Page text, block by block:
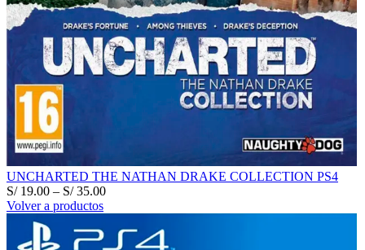
UNCHARTED THE NATHAN DRAKE COLLECTION PS4
S/19.00 – S/35.00
Volver a productos